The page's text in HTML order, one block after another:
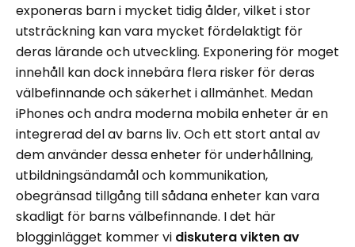
exponeras barn i mycket tidig ålder, vilket i stor
utsträckning kan vara mycket fördelaktigt för
deras lärande och utveckling. Exponering för moget
innehåll kan dock innebära flera risker för deras
välbefinnande och säkerhet i allmänhet. Medan
iPhones och andra moderna mobila enheter är en
integrerad del av barns liv. Och ett stort antal av
dem använder dessa enheter för underhållning,
utbildningsändamål och kommunikation,
obegränsad tillgång till sådana enheter kan vara
skadligt för barns välbefinnande. I det här
blogginlägget kommer vi diskutera vikten av